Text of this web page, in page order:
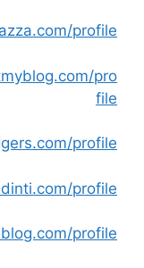
profile
pro
file
profile
profile
profile